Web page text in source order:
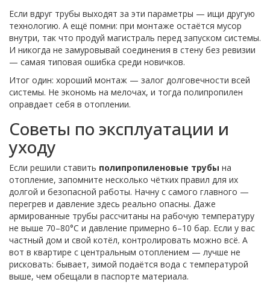
Если вдруг трубы выходят за эти параметры — ищи другую
технологию. А ещё помни: при монтаже остаётся мусор
внутри, так что продуй магистраль перед запуском системы.
И никогда не замуровывай соединения в стену без ревизии
— самая типовая ошибка среди новичков.
Итог один: хороший монтаж — залог долговечности всей
системы. Не экономь на мелочах, и тогда полипропилен
оправдает себя в отоплении.
Советы по эксплуатации и
уходу
Если решили ставить полипропиленовые трубы на
отопление, запомните несколько чётких правил для их
долгой и безопасной работы. Начну с самого главного —
перегрев и давление здесь реально опасны. Даже
армированные трубы рассчитаны на рабочую температуру
не выше 70–80°C и давление примерно 6–10 бар. Если у вас
частный дом и свой котёл, контролировать можно всё. А
вот в квартире с центральным отоплением — лучше не
рисковать: бывает, зимой подаётся вода с температурой
выше, чем обещали в паспорте материала.